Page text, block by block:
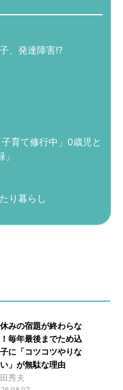
、発達障害!?
育て修行中」0歳児と
り暮らし
みの宿題が終わらな
毎年最後までため込
に「コツコツやりな
」が無駄な理由
秀夫